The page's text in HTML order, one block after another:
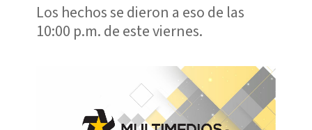
Los hechos se dieron a eso de las
10:00 p.m. de este viernes.